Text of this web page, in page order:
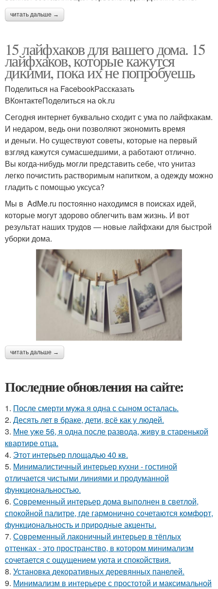
читать дальше →
15 лайфхаков для вашего дома. 15
лайфхаков, которые кажутся
дикими, пока их не попробуешь
Поделиться на FacebookРассказать
ВКонтактеПоделиться на ok.ru
Сегодня интернет буквально сходит с ума по лайфхакам.
И недаром, ведь они позволяют экономить время
и деньги. Но существуют советы, которые на первый
взгляд кажутся сумасшедшими, а работают отлично.
Вы когда-нибудь могли представить себе, что унитаз
легко почистить растворимым напитком, а одежду можно
гладить с помощью уксуса?
Мы в AdMe.ru постоянно находимся в поисках идей,
которые могут здорово облегчить вам жизнь. И вот
результат наших трудов — новые лайфхаки для быстрой
уборки дома.
читать дальше →
Последние обновления на сайте:
1. После смерти мужа я одна с сыном осталась.
2. Десять лет в браке, дети, всё как у людей.
3. Мне уже 56, я одна после развода, живу в старенькой
квартире отца.
4. Этот интерьер площадью 40 кв.
5. Минималистичный интерьер кухни - гостиной
отличается чистыми линиями и продуманной
функциональностью.
6. Современный интерьер дома выполнен в светлой,
спокойной палитре, где гармонично сочетаются комфорт,
функциональность и природные акценты.
7. Современный лаконичный интерьер в тёплых
оттенках - это пространство, в котором минимализм
сочетается с ощущением уюта и спокойствия.
8. Установка декоративных деревянных панелей.
9. Минимализм в интерьере с простотой и максимальной